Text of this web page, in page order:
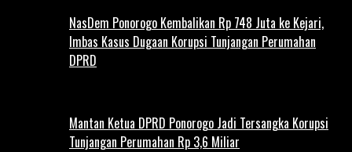
NasDem Ponorogo Kembalikan Rp 748 Juta ke Kejari,
Imbas Kasus Dugaan Korupsi Tunjangan Perumahan
DPRD
Mantan Ketua DPRD Ponorogo Jadi Tersangka Korupsi
Tunjangan Perumahan Rp 3,6 Miliar